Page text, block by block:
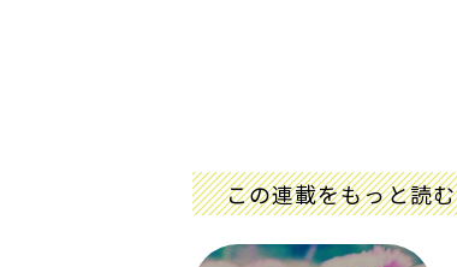
この連載をもっと読む